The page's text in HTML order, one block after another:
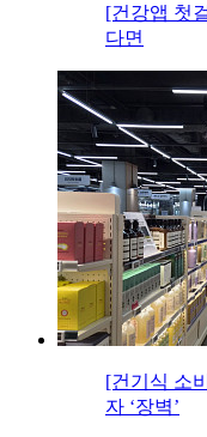
[건강앱 첫
다면
[건기식 소
자 ‘장벽’